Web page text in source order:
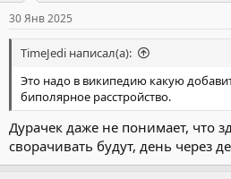
30 Янв 2025
TimeJedi написал(а):
Это надо в википедию какую
биполярное расстройство.
Дурачек даже не понимает, что
сворачивать будут, день через